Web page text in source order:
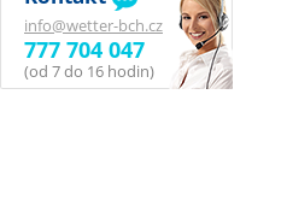
info@wetter-bch.cz
777 704 047
(od 7 do 16 hodin)